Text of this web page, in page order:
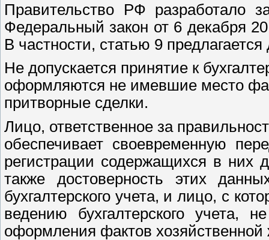
Правительство РФ разработало
Федеральный закон от 6 декабря
В частности, статью 9
Не допускается принятие к
оформляются не имевшие место
притворные сделки.
Лицо, ответственное за
обеспечивает своевременную
регистрации содержащихся в них
также достоверность этих
бухгалтерского учета, и лицо, с
ведению бухгалтерского учета,
оформления фактов хозяйственной